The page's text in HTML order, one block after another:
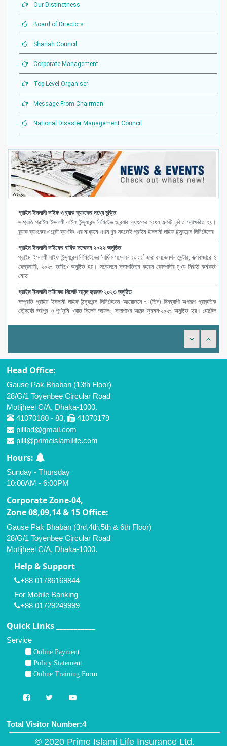
Our Distinctness
Board of Directors
Shariah Council
Corporate Management
Top Level Organiser
Message From Chairman
National Disaster Management Council
প্রাইম ইসলামী লাইফ ও ব্র্যাক ব্যাংকের মধ্যে চুক্তি
সম্প্রতি প্রাইম ইসলামী লাইফ ইন্স্যুরেন্স লিমিটেড ও ব্র্যাক ব্যাংকের মধ্যে একটি চুক্তি স্বাক্ষরিত হয়।
ব্র্যাক ব্যাংকের এজেন্ট ব্যাংকিং এর মাধ্যমে এখন খুব সহজেই প্রাইম ইসলামী লাইফ ইন্স্যুরেন্স লিমিটেডের
প্রাইম ইসলামী লাইফের বার্ষিক সম্মেলন ২০২২ অনুষ্ঠিত
প্রাইম ইসলামী লাইফ ইন্স্যুরেন্স লিমিটেডের ‘বার্ষিক সম্মেলন-২০২২’ জারা কনভেনশন সেন্টার, কক্সবাজারে ২
ফেব্রুয়ারি, ২০২৩ তারিখে অনুষ্ঠিত হয়। সম্মেলনে সভাপতিত্ব করেন কোম্পানীর মুখ্য নির্বাহী কর্মকর্তা
মোহা
প্রাইম ইসলামী লাইফের সিলেট আনন্দ ভ্রমন-২০২৩ অনুষ্ঠিত
সম্প্রতি প্রাইম ইসলামী লাইফ ইন্স্যুরেন্স লিমিটেডের আয়োজনে ৩ (তিন) দিনব্যাপী অপরূপ প্রাকৃতিক
সৌন্দর্যের ভরপুর ও পূর্ণভুমি খ্যাত সিলেট জাফলং, সাদাপাথর আনন্দ ভ্রমন-২০২৩ অনুষ্ঠিত হয়। হোটেল
Head Office:
Gause Pak Bhaban (13th Floor)
28/G/1 Toyenbee Circular Road
Motijheel C/A, Dhaka-1000.
41070180 - 83,
41070179
pililbd@gmail.com
pilil@primeislamilife.com
Hours:
Sunday - Thursday
10:00AM - 6:00PM
Corporate Zone-04,
Zone 08,09,14 & 15 Office:
Gause Pak Bhaban (3rd,4th,5th & 6th Floor)
28/G/1 Toyenbee Circular Road
Motijheel C/A, Dhaka-1000.
Help & Support
+88 01786169844
For Mobile Banking
+88 01729249999
Quick Links ___________
Service
Online Payment
Policy Statement
Online Training Form
Total Visitor Number:4
© 2020 Prime Islami Life Insurance Ltd.